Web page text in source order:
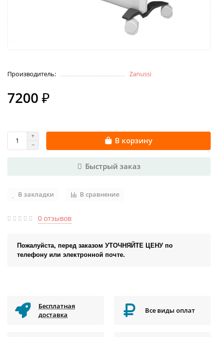
Производитель: Zanussi
7200 ₽
В корзину
Быстрый заказ
В закладки В сравнение
0 отзывов
Пожалуйста, перед заказом УТОЧНЯЙТЕ ЦЕНУ по
телефону или электронной почте.
Бесплатная
доставка
Все виды оплат